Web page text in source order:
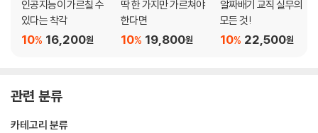
예측 가능성, 더 친절한 설명이 필요해
그래, 앞으로도 혼자서 잘 해낼 거야
기분이 별로인 오늘도 최선을 다해 보자
왜 피했을까?
지구촌에는 자폐 스펙트럼도 포함이야
인공지능이 가르칠 수
있다는 착각
16,200원
10%
딱 한 가지만 가르쳐야
한다면
19,800원
10%
알짜배기 교직 실무의
모든 것!
22,500원
10%
관련 분류
카테고리 분류